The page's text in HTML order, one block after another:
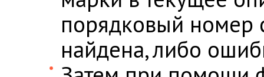
порядковый номер
найдена, либо